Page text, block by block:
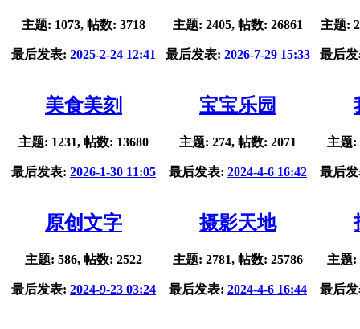
主题: 1073, 帖数: 3718
最后发表: 2025-2-24 12:41
主题: 2405, 帖数: 26861
最后发表: 2026-7-29 15:33
主题:
最后
美食美刻
主题: 1231, 帖数: 13680
最后发表: 2026-1-30 11:05
宝宝乐园
主题: 274, 帖数: 2071
最后发表: 2024-4-6 16:42
主题:
最后
原创文字
主题: 586, 帖数: 2522
最后发表: 2024-9-23 03:24
摄影天地
主题: 2781, 帖数: 25786
最后发表: 2024-4-6 16:44
主题:
最后